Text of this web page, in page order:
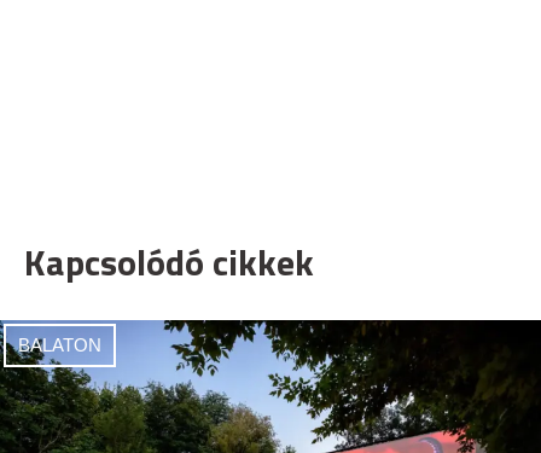
Kapcsolódó cikkek
BALATON